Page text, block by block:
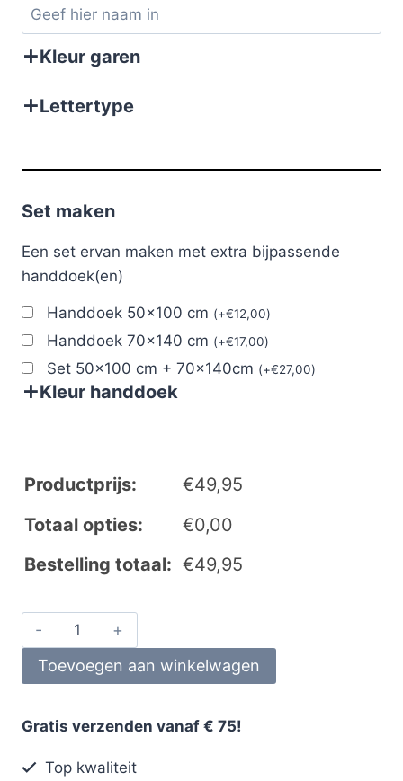
Kleur garen
Lettertype
Set maken
Een set ervan maken met extra bijpassende
handdoek(en)
Handdoek 50x100 cm (+€12,00)
Handdoek 70x140 cm (+€17,00)
Set 50x100 cm + 70x140cm (+€27,00)
Kleur handdoek
Productprijs: €49,95
Totaal opties:
€0,00
Bestelling totaal: €49,95
Toevoegen aan winkelwagen
Gratis verzenden vanaf € 75!
Top kwaliteit